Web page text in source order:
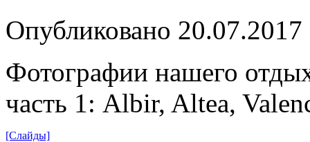
Опубликовано 20.07.2017
Фотографии нашего
часть 1: Albir, Altea,
[Слайды]